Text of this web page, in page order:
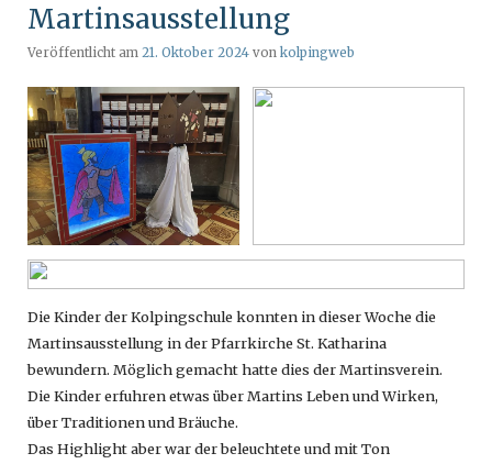
Martinsausstellung
Veröffentlicht am 21. Oktober 2024 von kolpingweb
Die Kinder der Kolpingschule konnten in dieser Woche die
Martinsausstellung in der Pfarrkirche St. Katharina
bewundern. Möglich gemacht hatte dies der Martinsverein.
Die Kinder erfuhren etwas über Martins Leben und Wirken,
über Traditionen und Bräuche.
Das Highlight aber war der beleuchtete und mit Ton